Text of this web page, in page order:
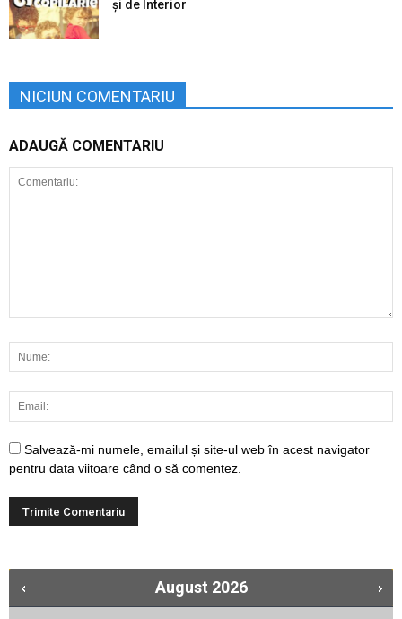
şi de Interior
NICIUN COMENTARIU
ADAUGĂ COMENTARIU
Salvează-mi numele, emailul și site-ul web în acest navigator
pentru data viitoare când o să comentez.
August 2026